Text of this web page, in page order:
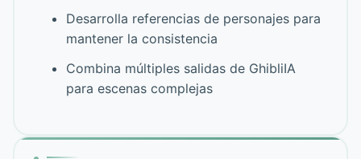
Desarrolla referencias de personajes para
mantener la consistencia
Combina múltiples salidas de GhibliIA
para escenas complejas